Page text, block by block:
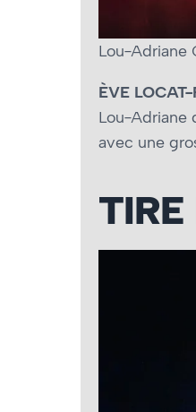
Lou-Adriane
ÈVE
Lou-Adriane
avec une
TIRE